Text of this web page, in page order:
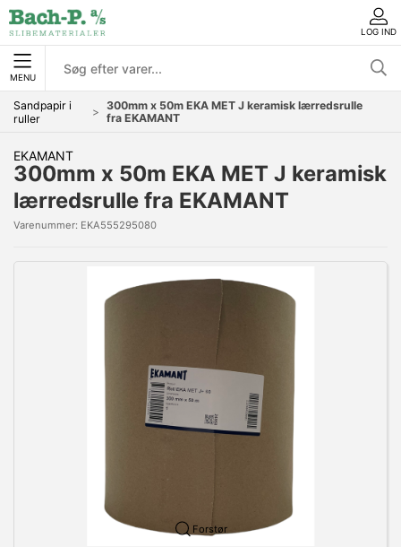
LOG IND
MENU
Sandpapir i
ruller
300mm x 50m EKA MET J keramisk lærredsrulle
fra EKAMANT
EKAMANT
300mm x 50m EKA MET J keramisk
lærredsrulle fra EKAMANT
Varenummer: EKA555295080
Forstør